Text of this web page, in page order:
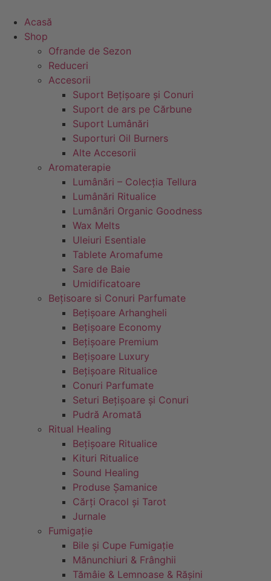
conținut
Acasă
Shop
Ofrande de Sezon
Reduceri
Accesorii
Suport Bețișoare și Conuri
Suport de ars pe Cărbune
Suport Lumânări
Suporturi Oil Burners
Alte Accesorii
Aromaterapie
Lumânări – Colecția Tellura
Lumânări Ritualice
Lumânări Organic Goodness
Wax Melts
Uleiuri Esentiale
Tablete Aromafume
Sare de Baie
Umidificatoare
Bețisoare si Conuri Parfumate
Bețișoare Arhangheli
Bețișoare Economy
Bețișoare Premium
Bețișoare Luxury
Bețișoare Ritualice
Conuri Parfumate
Seturi Bețișoare și Conuri
Pudră Aromată
Ritual Healing
Bețișoare Ritualice
Kituri Ritualice
Sound Healing
Produse Șamanice
Cărți Oracol și Tarot
Jurnale
Fumigație
Bile și Cupe Fumigație
Mănunchiuri & Frânghii
Tămâie & Lemnoase & Rășini